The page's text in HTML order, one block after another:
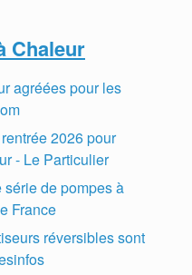
Chaleur
agréées pour les
2026 pour
- Le Particulier
de pompes à
France
réversibles sont